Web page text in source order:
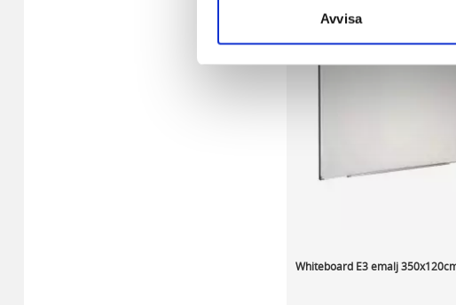
Vi använder enhetsidentifierare för
Avvisa
Whiteboard E3 emalj